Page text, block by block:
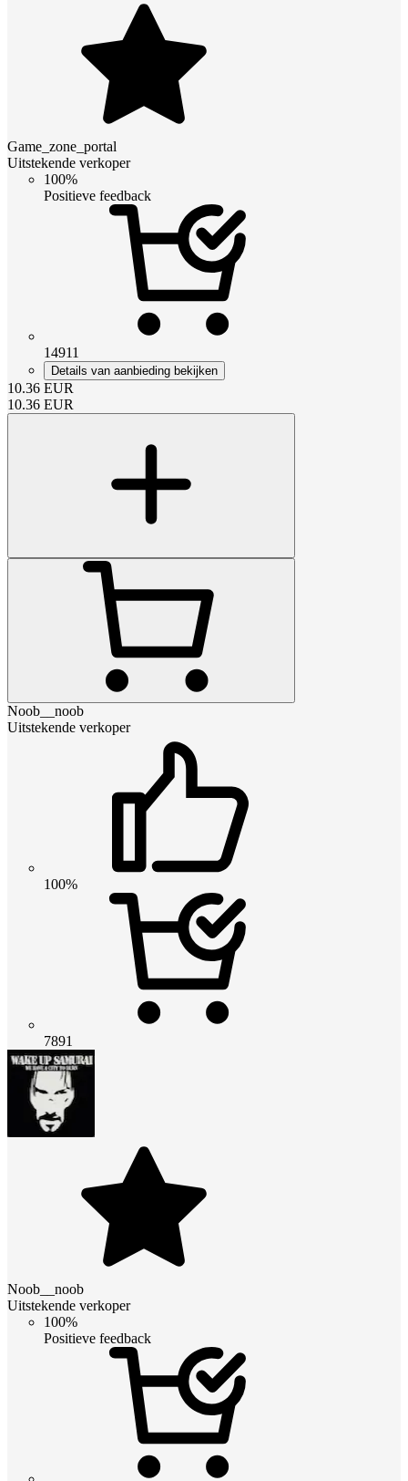
Game_zone_portal
Uitstekende verkoper
100%
Positieve feedback
14911
Details van aanbieding bekijken
10.36 EUR
10.36 EUR
Noob__noob
Uitstekende verkoper
100%
7891
Noob__noob
Uitstekende verkoper
100%
Positieve feedback